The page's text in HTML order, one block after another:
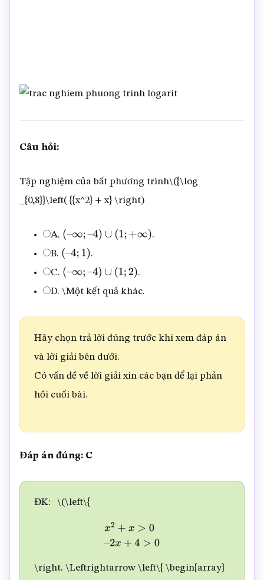
Câu hỏi:
Tập nghiệm của bất phương trình\({\log
_{0,8}}\left( {{x^2} + x} \right)
A. ( ∞;– ∪ 1; +∞
.
B. ( 4;1 ) .
C. ( ∞;– ∪ 1; 2)
.
D. \Một kết quả khác.
Hãy chọn trả lời đúng trước khi xem đáp án
và lời giải bên dưới.
Có vấn đề về lời giải xin các bạn để lại phản
hồi cuối bài.
Đáp án đúng: C
ĐK: \(\left\{
2+ >0– 2x+4
\right. \Leftrightarrow \left\{ \begin{array}